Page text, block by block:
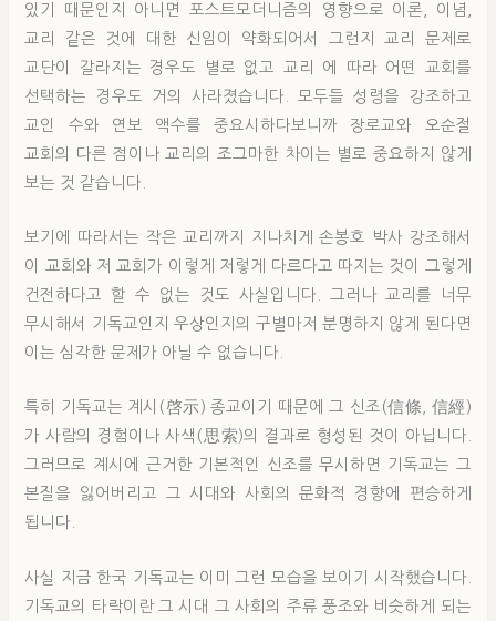
있기 때문인지 아니면 포스트모더니즘의 영향으로 이론, 이념,
교리 같은 것에 대한 신임이 약화되어서 그런지 교리 문제로
교단이 갈라지는 경우도 별로 없고 교리 에 따라 어떤 교회를
선택하는 경우도 거의 사라졌습니다. 모두들 성령을 강조하고
교인 수와 연보 액수를 중요시하다보니까 장로교와 오순절
교회의 다른 점이나 교리의 조그마한 차이는 별로 중요하지 않게
보는 것 같습니다.
보기에 따라서는 작은 교리까지 지나치게 손봉호 박사 강조해서
이 교회와 저 교회가 이렇게 저렇게 다르다고 따지는 것이 그렇게
건전하다고 할 수 없는 것도 사실입니다. 그러나 교리를 너무
무시해서 기독교인지 우상인지의 구별마저 분명하지 않게 된다면
이는 심각한 문제가 아닐 수 없습니다.
특히 기독교는 계시(啓示) 종교이기 때문에 그 신조(信條, 信經)
가 사람의 경험이나 사색(思索)의 결과로 형성된 것이 아닙니다.
그러므로 계시에 근거한 기본적인 신조를 무시하면 기독교는 그
본질을 잃어버리고 그 시대와 사회의 문화적 경향에 편승하게
됩니다.
사실 지금 한국 기독교는 이미 그런 모습을 보이기 시작했습니다.
기독교의 타락이란 그 시대 그 사회의 주류 풍조와 비슷하게 되는